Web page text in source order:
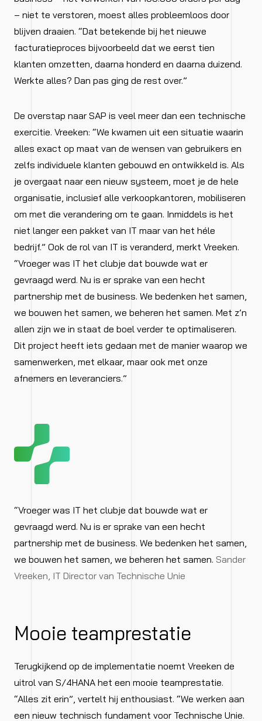
– niet te verstoren, moest alles probleemloos door
blijven draaien. “Dat betekende bij het nieuwe
facturatieproces bijvoorbeeld dat we eerst tien
klanten omzetten, daarna honderd en daarna duizend.
Werkte alles? Dan pas ging de rest over.”
De overstap naar SAP is veel meer dan een technische
exercitie. Vreeken: “We kwamen uit een situatie waarin
alles exact op maat van de wensen van gebruikers en
zelfs individuele klanten gebouwd en ontwikkeld is. Als
je overgaat naar een nieuw systeem, moet je de hele
organisatie, inclusief alle verkoopkantoren, mobiliseren
om met die verandering om te gaan. Inmiddels is het
niet langer een pakket van IT maar van het héle
bedrijf.” Ook de rol van IT is veranderd, merkt Vreeken.
“Vroeger was IT het clubje dat bouwde wat er
gevraagd werd. Nu is er sprake van een hecht
partnership met de business. We bedenken het samen,
we bouwen het samen, we beheren het samen. Met z’n
allen zijn we in staat de boel verder te optimaliseren.
Dit project heeft iets gedaan met de manier waarop we
samenwerken, met elkaar, maar ook met onze
afnemers en leveranciers.”
“Vroeger was IT het clubje dat bouwde wat er
gevraagd werd. Nu is er sprake van een hecht
partnership met de business. We bedenken het samen,
we bouwen het samen, we beheren het samen. Sander
Vreeken, IT Director van Technische Unie
Mooie teamprestatie
Terugkijkend op de implementatie noemt Vreeken de
uitrol van S/4HANA het een mooie teamprestatie.
“Alles zit erin”, vertelt hij enthousiast. “We werken aan
een nieuw technisch fundament voor Technische Unie.